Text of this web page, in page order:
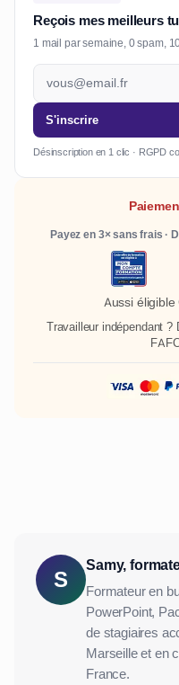
Reçois mes meilleurs
1 mail par semaine, 0 spam,
S'inscrire
Désinscription en 1 clic · RGPD
Payez en 3× sans frais ·
Aussi
Travailleur indépendant ?
S
Samy,
Formateur en
PowerPoint,
de stagiaires
Marseille et en
France.